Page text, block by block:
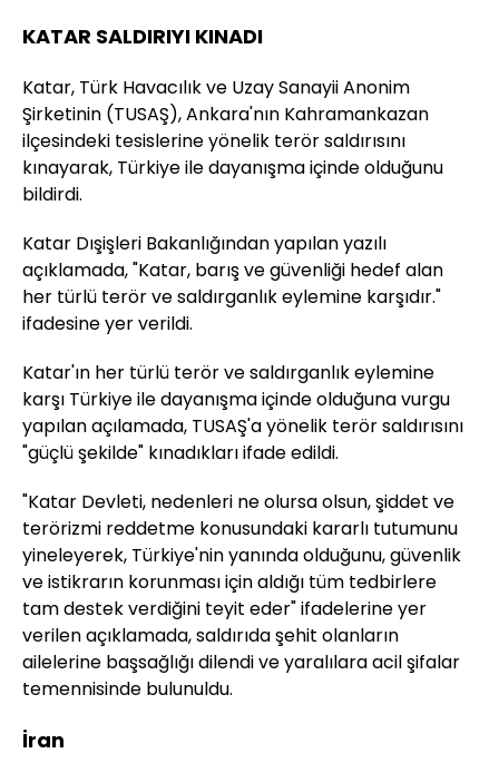
KATAR SALDIRIYI KINADI
Katar, Türk Havacılık ve Uzay Sanayii Anonim
Şirketinin (TUSAŞ), Ankara'nın Kahramankazan
ilçesindeki tesislerine yönelik terör saldırısını
kınayarak, Türkiye ile dayanışma içinde olduğunu
bildirdi.
Katar Dışişleri Bakanlığından yapılan yazılı
açıklamada, "Katar, barış ve güvenliği hedef alan
her türlü terör ve saldırganlık eylemine karşıdır."
ifadesine yer verildi.
Katar'ın her türlü terör ve saldırganlık eylemine
karşı Türkiye ile dayanışma içinde olduğuna vurgu
yapılan açılamada, TUSAŞ'a yönelik terör saldırısını
"güçlü şekilde" kınadıkları ifade edildi.
"Katar Devleti, nedenleri ne olursa olsun, şiddet ve
terörizmi reddetme konusundaki kararlı tutumunu
yineleyerek, Türkiye'nin yanında olduğunu, güvenlik
ve istikrarın korunması için aldığı tüm tedbirlere
tam destek verdiğini teyit eder" ifadelerine yer
verilen açıklamada, saldırıda şehit olanların
ailelerine başsağlığı dilendi ve yaralılara acil şifalar
temennisinde bulunuldu.
İran